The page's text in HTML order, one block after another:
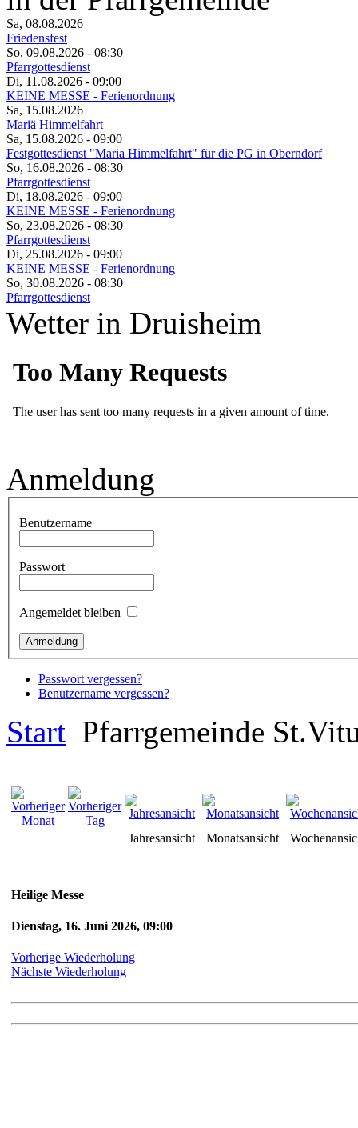
Sa, 08.08.2026
Friedensfest
So, 09.08.2026 - 08:30
Pfarrgottesdienst
Di, 11.08.2026 - 09:00
KEINE MESSE - Ferienordnung
Sa, 15.08.2026
Mariä Himmelfahrt
Sa, 15.08.2026 - 09:00
Festgottesdienst "Maria Himmelfahrt" für die PG in Oberndorf
So, 16.08.2026 - 08:30
Pfarrgottesdienst
Di, 18.08.2026 - 09:00
KEINE MESSE - Ferienordnung
So, 23.08.2026 - 08:30
Pfarrgottesdienst
Di, 25.08.2026 - 09:00
KEINE MESSE - Ferienordnung
So, 30.08.2026 - 08:30
Pfarrgottesdienst
Wetter in Druisheim
Anmeldung
Benutzername
Passwort
Angemeldet bleiben
Passwort vergessen?
Benutzername vergessen?
Start Pfarrgemeinde
Jahresansicht Monatsansicht
Heilige Messe
Dienstag, 16. Juni 2026, 09:00
Vorherige Wiederholung
Nächste Wiederholung